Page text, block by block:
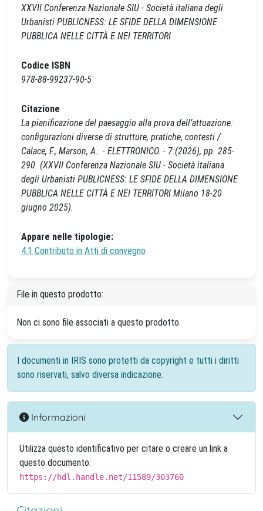
XXVII Conferenza Nazionale SIU - Società italiana degli
Urbanisti PUBLICNESS: LE SFIDE DELLA DIMENSIONE
PUBBLICA NELLE CITTÀ E NEI TERRITORI
Codice ISBN
978-88-99237-90-5
Citazione
La pianificazione del paesaggio alla prova dell’attuazione:
configurazioni diverse di strutture, pratiche, contesti /
Calace, F., Marson, A.. - ELETTRONICO. - 7:(2026), pp. 285-
290. (XXVII Conferenza Nazionale SIU - Società italiana
degli Urbanisti PUBLICNESS: LE SFIDE DELLA DIMENSIONE
PUBBLICA NELLE CITTÀ E NEI TERRITORI Milano 18-20
giugno 2025).
Appare nelle tipologie:
4.1 Contributo in Atti di convegno
File in questo prodotto:
Non ci sono file associati a questo prodotto.
I documenti in IRIS sono protetti da copyright e tutti i diritti
sono riservati, salvo diversa indicazione.
Informazioni
Utilizza questo identificativo per citare o creare un link a
questo documento:
https://hdl.handle.net/11589/303760